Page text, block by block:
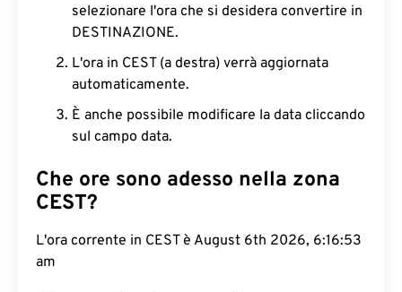
selezionare l'ora che si desidera convertire in
DESTINAZIONE.
L'ora in CEST (a destra) verrà aggiornata
automaticamente.
È anche possibile modificare la data cliccando
sul campo data.
Che ore sono adesso nella zona
CEST?
L'ora corrente in CEST è August 6th 2026, 6:16:54
am